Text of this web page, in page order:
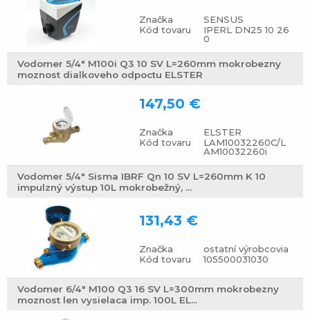
Značka
SENSUS
Kód tovaru
IPERL DN25 10 26
0
Vodomer 5/4" M100i Q3 10 SV L=260mm mokrobezny
moznost dialkoveho odpoctu ELSTER
Značka
ELSTER
Kód tovaru
LAM10032260C/L
AM10032260i
147,50 €
Vodomer 5/4" Sisma IBRF Qn 10 SV L=260mm K 10
impulzný výstup 10L mokrobežný, ...
Značka
ostatní výrobcovia
Kód tovaru
105500031030
131,43 €
Vodomer 6/4" M100 Q3 16 SV L=300mm mokrobezny
moznost len vysielaca imp. 100L EL...